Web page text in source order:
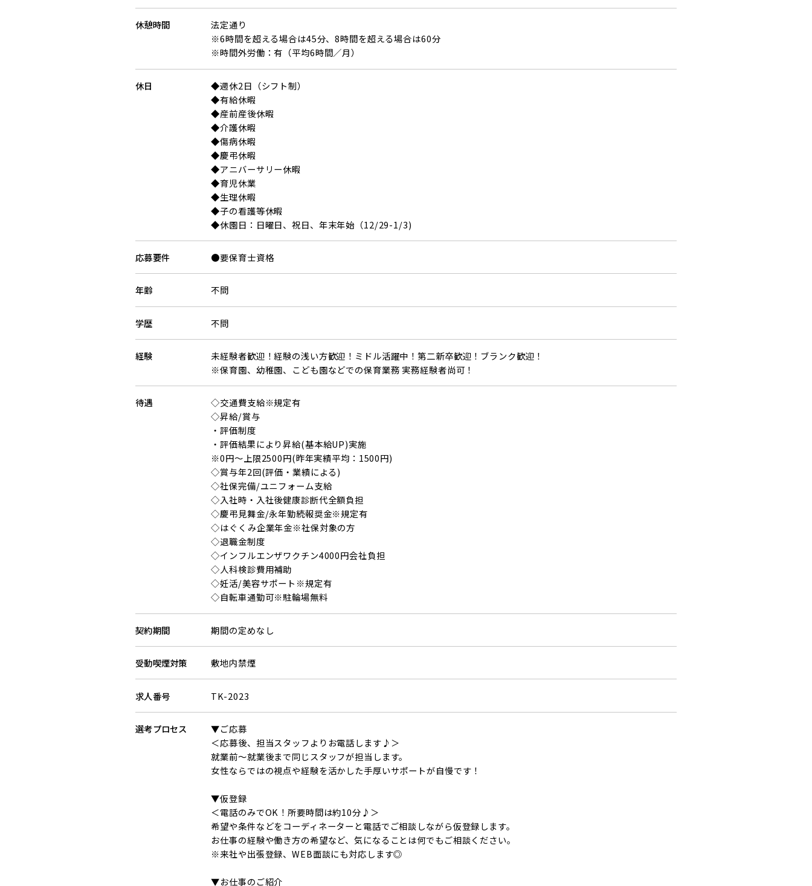
休憩時間
法定通り
※6時間を超える場合は45分、8時間を超える場合は60分
※時間外労働：有（平均6時間／月）
休日
◆週休2日（シフト制）
◆有給休暇
◆産前産後休暇
◆介護休暇
◆傷病休暇
◆慶弔休暇
◆アニバーサリー休暇
◆育児休業
◆生理休暇
◆子の看護等休暇
◆休園日：日曜日、祝日、年末年始（12/29-1/3)
応募要件 ●要保育士資格
年齢 不問
学歴 不問
経験
未経験者歓迎！経験の浅い方歓迎！ミドル活躍中！第二新卒歓迎！ブランク歓迎！
※保育園、幼稚園、こども園などでの保育業務 実務経験者尚可！
待遇
◇交通費支給※規定有
◇昇給/賞与
・評価制度
・評価結果により昇給(基本給UP)実施
※0円～上限2500円(昨年実績平均：1500円)
◇賞与年2回(評価・業績による)
◇社保完備/ユニフォーム支給
◇入社時・入社後健康診断代全額負担
◇慶弔見舞金/永年勤続報奨金※規定有
◇はぐくみ企業年金※社保対象の方
◇退職金制度
◇インフルエンザワクチン4000円会社負担
◇人科検診費用補助
◇妊活/美容サポート※規定有
◇自転車通勤可※駐輪場無料
契約期間 期間の定めなし
受動喫煙対策 敷地内禁煙
求人番号 TK-2023
選考プロセス
▼ご応募
＜応募後、担当スタッフよりお電話します♪＞
就業前～就業後まで同じスタッフが担当します。
女性ならではの視点や経験を活かした手厚いサポートが自慢です！
▼仮登録
＜電話のみでOK！所要時間は約10分♪＞
希望や条件などをコーディネーターと電話でご相談しながら仮登録します。
お仕事の経験や働き方の希望など、気になることは何でもご相談ください。
※来社や出張登録、WEB面談にも対応します◎
▼お仕事のご紹介